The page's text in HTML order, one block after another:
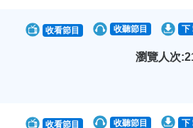
收看節目 收聽節目 下
瀏覽人次
收看節目 收聽節目 下